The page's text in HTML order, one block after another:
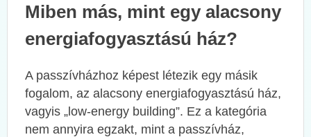
Miben más, mint egy alacsony
energiafogyasztású ház?
A passzívházhoz képest létezik egy másik
fogalom, az alacsony energiafogyasztású ház,
vagyis „low-energy building”. Ez a kategória
nem annyira egzakt, mint a passzívház,